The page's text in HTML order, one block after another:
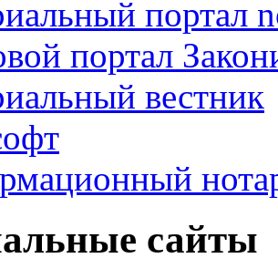
портал
портал
вестник
сайты